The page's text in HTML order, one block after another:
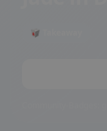
🥡 Takeaway